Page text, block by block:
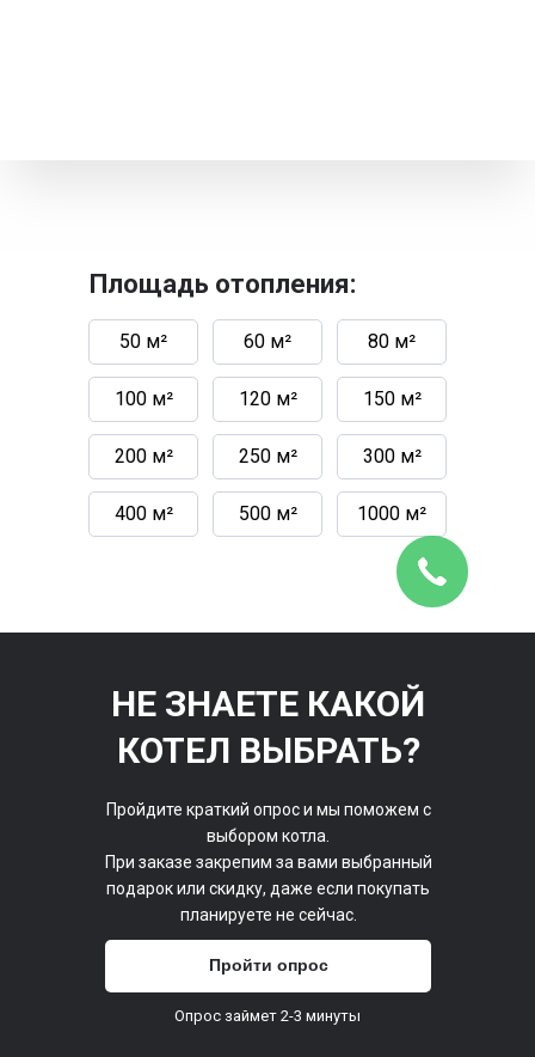
1000 м²
500 м²
400 м²
300 м²
50 м² 60 м² 80 м²
100 м² 120 м² 150 м²
200 м² 250 м²
Площадь отопления:
НЕ ЗНАЕТЕ КАКОЙ
КОТЕЛ ВЫБРАТЬ?
Пройдите краткий опрос и мы поможем с
выбором котла.
При заказе закрепим за вами выбранный
подарок или скидку, даже если покупать
планируете не сейчас.
Пройти опрос
Опрос займет 2-3 минуты